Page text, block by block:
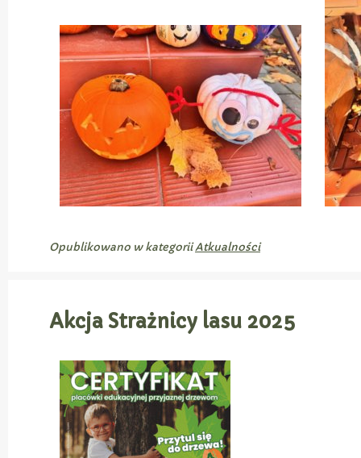
Opublikowano w kategoriiAtkualności
Akcja Strażnicy lasu 2025